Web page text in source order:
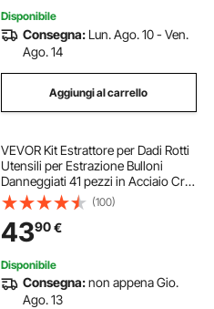
Disponibile
Consegna: Lun. Ago. 10 - Ven.
Ago. 14
Aggiungi al carrello
VEVOR Kit Estrattore per Dadi Rotti
Utensili per Estrazione Bulloni
Danneggiati 41 pezzi in Acciaio Cr-
Mo, Kit di Strumento per Rimozione
di Bulloni Riparazioni Domestiche
da Officina Garage
(100)
4390€
Disponibile
Consegna:non appena Gio.
Ago. 13